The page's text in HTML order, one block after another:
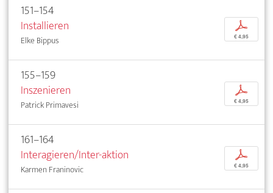
151–154
Installieren
Elke Bippus
p
€ 4,95
155–159
Inszenieren
Patrick Primavesi
p
€ 4,95
161–164
Interagieren/Inter-aktion
Karmen Franinovic
p
€ 4,95